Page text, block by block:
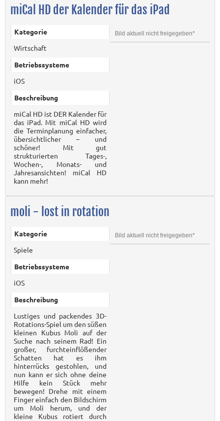
miCal HD der Kalender für das iPad
Kategorie
Wirtschaft
Betriebssysteme
iOS
Beschreibung
miCal HD ist DER Kalender für
das iPad. Mit miCal HD wird
die Terminplanung einfacher,
übersichtlicher – und
schöner! Mit gut
strukturierten Tages-,
Wochen-, Monats- und
Jahresansichten! miCal HD
kann mehr!
Bild aktuell nicht freigegeben*
moli - lost in rotation
Kategorie
Spiele
Betriebssysteme
iOS
Beschreibung
Lustiges und packendes 3D-
Rotations-Spiel um den süßen
kleinen Kubus Moli auf der
Suche nach seinem Rad! Ein
großer, furchteinflößender
Schatten hat es ihm
hinterrücks gestohlen, und
nun kann er sich ohne deine
Hilfe kein Stück mehr
bewegen! Drehe mit einem
Finger einfach den Bildschirm
um Moli herum, und der
kleine Kubus rotiert durch
Bild aktuell nicht freigegeben*